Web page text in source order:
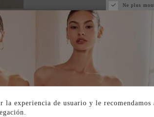
Ne plus
la experiencia de usuario y le recomendamos